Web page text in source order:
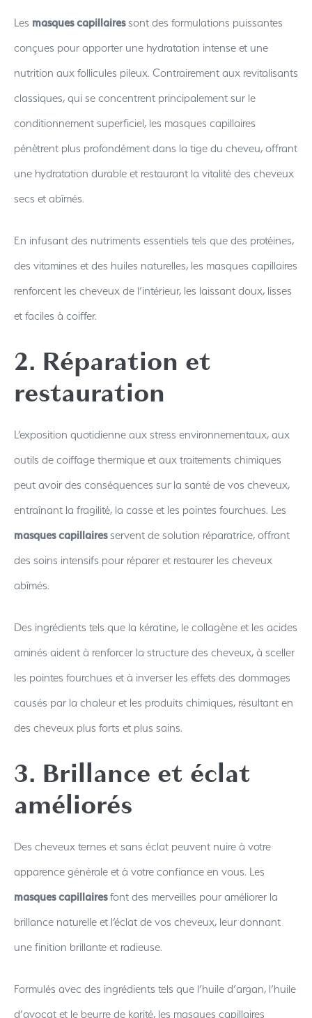
Les masques capillairessont des formulations puissantes
conçues pour apporter une hydratation intense et une
nutrition aux follicules pileux. Contrairement aux revitalisants
classiques, qui se concentrent principalement sur le
conditionnement superficiel, les masques capillaires
pénètrent plus profondément dans la tige du cheveu, offrant
une hydratation durable et restaurant la vitalité des cheveux
secs et abîmés.
En infusant des nutriments essentiels tels que des protéines,
des vitamines et des huiles naturelles, les masques capillaires
renforcent les cheveux de l’intérieur, les laissant doux, lisses
et faciles à coiffer.
2. Réparation et
restauration
L’exposition quotidienne aux stress environnementaux, aux
outils de coiffage thermique et aux traitements chimiques
peut avoir des conséquences sur la santé de vos cheveux,
entraînant la fragilité, la casse et les pointes fourchues. Les
masques capillairesservent de solution réparatrice, offrant
des soins intensifs pour réparer et restaurer les cheveux
abîmés.
Des ingrédients tels que la kératine, le collagène et les acides
aminés aident à renforcer la structure des cheveux, à sceller
les pointes fourchues et à inverser les effets des dommages
causés par la chaleur et les produits chimiques, résultant en
des cheveux plus forts et plus sains.
3. Brillance et éclat
améliorés
Des cheveux ternes et sans éclat peuvent nuire à votre
apparence générale et à votre confiance en vous. Les
masques capillairesfont des merveilles pour améliorer la
brillance naturelle et l’éclat de vos cheveux, leur donnant
une finition brillante et radieuse.
Formulés avec des ingrédients tels que l’huile d’argan, l’huile
d’avocat et le beurre de karité, les masques capillaires